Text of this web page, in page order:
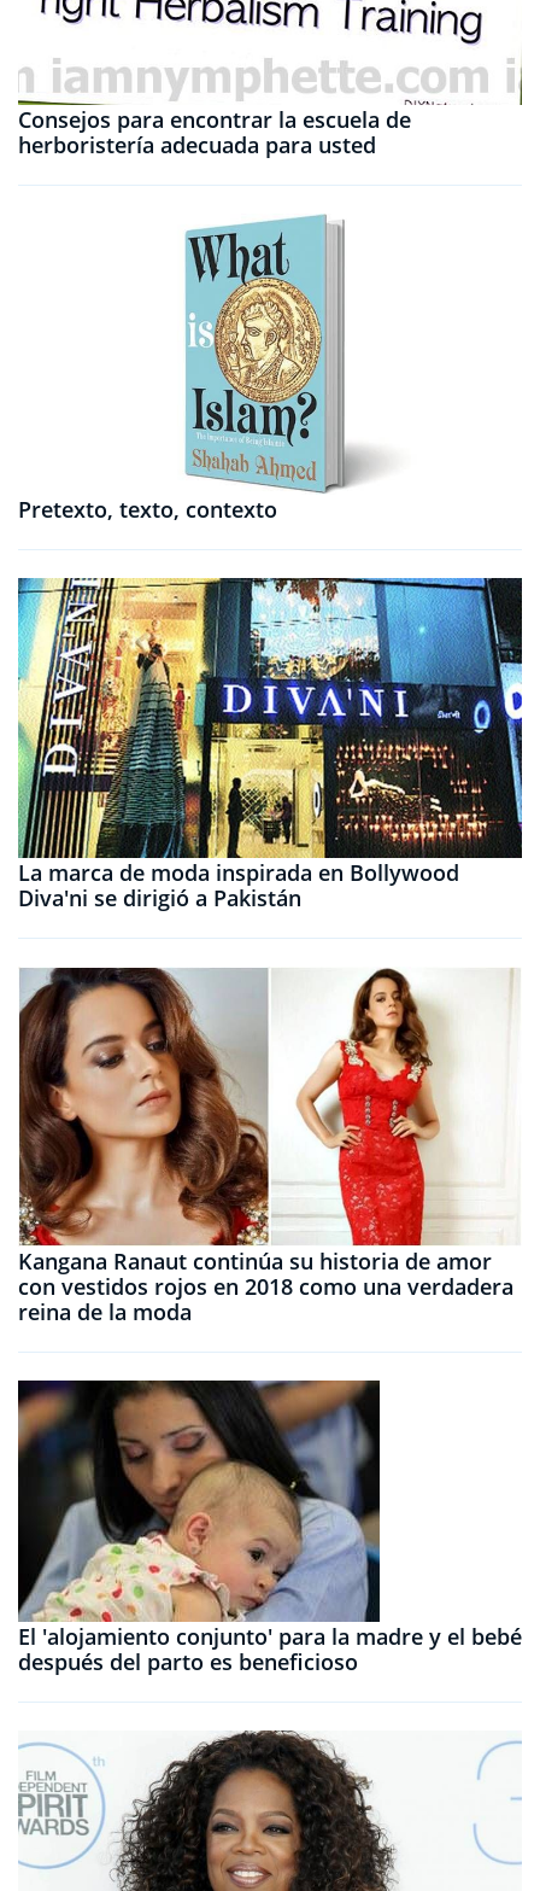
Consejos para encontrar la escuela de
herboristería adecuada para usted
Pretexto, texto, contexto
La marca de moda inspirada en Bollywood
Diva'ni se dirigió a Pakistán
Kangana Ranaut continúa su historia de amor
con vestidos rojos en 2018 como una verdadera
reina de la moda
El 'alojamiento conjunto' para la madre y el bebé
después del parto es beneficioso